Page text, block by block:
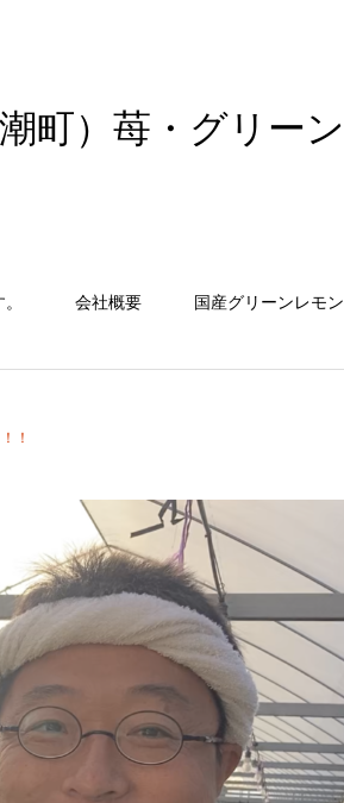
町）苺・グリーン
会社概要 国産グリーンレモン
！